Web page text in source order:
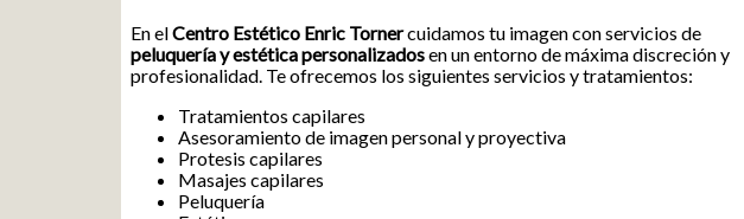
En elCentro Estético Enric Tornercuidamos tu imagen con servicios de
peluquería y estética personalizadosen un entorno de máxima discreción y
profesionalidad. Te ofrecemos los siguientes servicios y tratamientos:
Tratamientos capilares
Asesoramiento de imagen personal y proyectiva
Protesis capilares
Masajes capilares
Peluquería